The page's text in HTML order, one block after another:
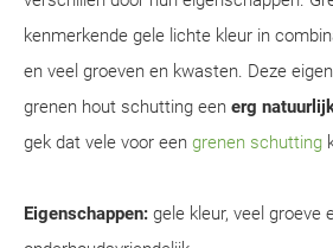
kenmerkende gele lichte kleur in
en veel groeven en kwasten. Deze
grenen hout schutting een erg
gek dat vele voor een grenen schutting
Eigenschappen: gele kleur, veel groeve